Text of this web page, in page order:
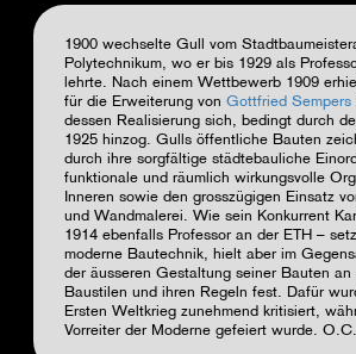
1900 wechselte Gull vom
Polytechnikum, wo er bis 1929 als
lehrte. Nach einem Wettbewerb 1909
für die Erweiterung von Gottfried Sempers
dessen Realisierung sich, bedingt durch
1925 hinzog. Gulls öffentliche Bauten
durch ihre sorgfältige städtebauliche
funktionale und räumlich wirkungsvolle
Inneren sowie den grosszügigen Einsatz
und Wandmalerei. Wie sein Konkurrent
1914 ebenfalls Professor an der ETH –
moderne Bautechnik, hielt aber im
der äusseren Gestaltung seiner Bauten an
Baustilen und ihren Regeln fest. Dafür
Ersten Weltkrieg zunehmend kritisiert,
Vorreiter der Moderne gefeiert wurde. O.C.